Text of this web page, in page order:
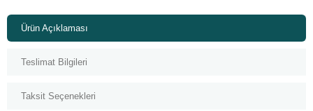
Ürün Açıklaması
Teslimat Bilgileri
Taksit Seçenekleri